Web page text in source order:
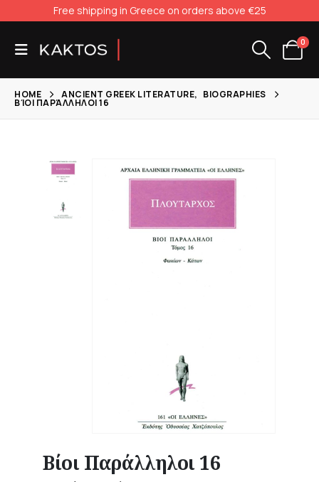
Free shipping in Greece on orders above €25
0
HOME ANCIENT GREEK LITERATURE, BIOGRAPHIES
ΒΊΟΙ ΠΑΡΆΛΛΗΛΟΙ 16
Βίοι Παράλληλοι 16